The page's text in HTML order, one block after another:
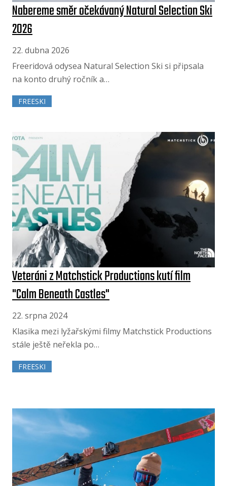
Nabereme směr očekávaný Natural Selection Ski
2026
22. dubna 2026
Freeridová odysea Natural Selection Ski si připsala
na konto druhý ročník a…
FREESKI
Veteráni z Matchstick Productions kutí film
"Calm Beneath Castles"
22. srpna 2024
Klasika mezi lyžařskými filmy Matchstick Productions
stále ještě neřekla po…
FREESKI